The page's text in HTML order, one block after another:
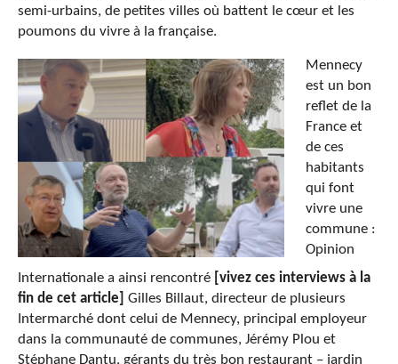
semi-urbains, de petites villes où battent le cœur et les
poumons du vivre à la française.
Mennecy
est un bon
reflet de la
France et
de ces
habitants
qui font
vivre une
commune :
Opinion
Internationale a ainsi rencontré [vivez ces interviews à la
fin de cet article]
Gilles Billaut, directeur de plusieurs
Intermarché dont celui de Mennecy, principal employeur
dans la communauté de communes, Jérémy Plou et
Stéphane Dantu, gérants du très bon restaurant – jardin